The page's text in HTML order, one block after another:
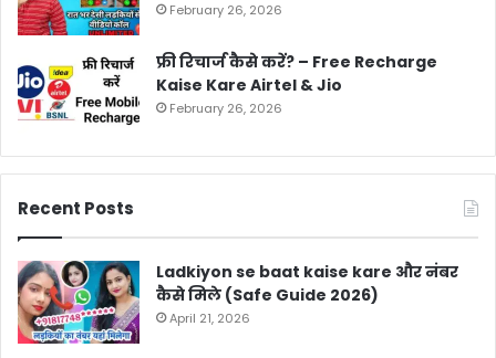
February 26, 2026
फ्री रिचार्ज कैसे करें? – Free Recharge
Kaise Kare Airtel & Jio
February 26, 2026
Recent Posts
Ladkiyon se baat kaise kare और नंबर
कैसे मिले (Safe Guide 2026)
April 21, 2026